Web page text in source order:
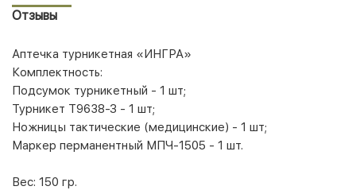
Отзывы
Аптечка турникетная «ИНГРА»
Комплектность:
Подсумок турникетный - 1 шт;
Турникет Т9638-З - 1 шт;
Ножницы тактические (медицинские) - 1 шт;
Маркер перманентный МПЧ-1505 - 1 шт.
Вес: 150 гр.